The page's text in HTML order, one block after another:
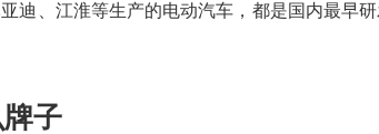
迪、江淮等生产的电动汽车，都是国内最早
子